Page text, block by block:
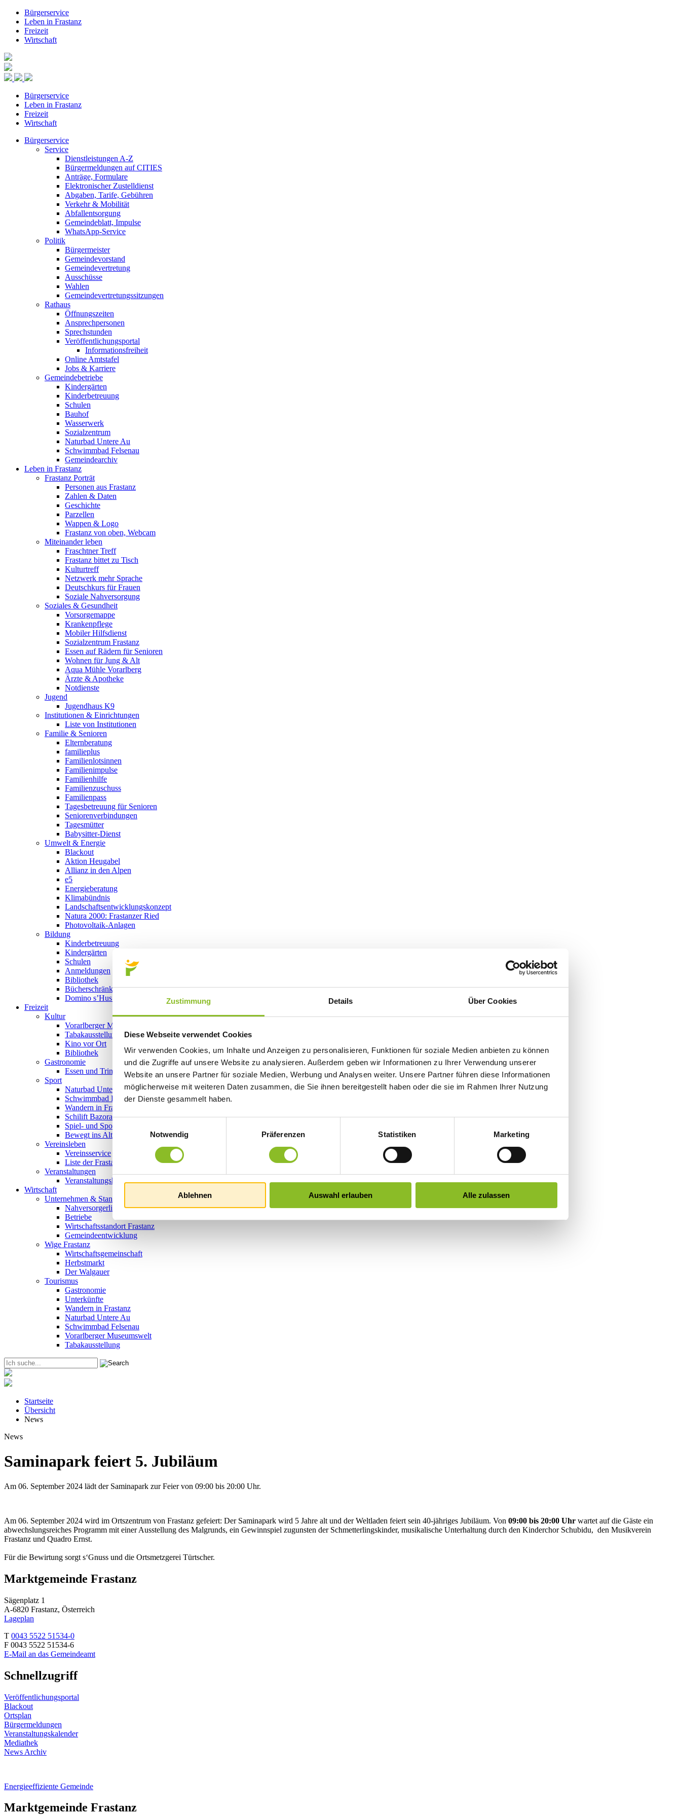
Zustimmung Details Über Cookies
Diese Webseite verwendet Cookies
Wir verwenden Cookies, um Inhalte und Anzeigen zu personalisieren, Funktionen für soziale Medien anbieten zu können
und die Zugriffe auf unsere Website zu analysieren. Außerdem geben wir Informationen zu Ihrer Verwendung unserer
Website an unsere Partner für soziale Medien, Werbung und Analysen weiter. Unsere Partner führen diese Informationen
möglicherweise mit weiteren Daten zusammen, die Sie ihnen bereitgestellt haben oder die sie im Rahmen Ihrer Nutzung
der Dienste gesammelt haben.
Einwilligungsauswahl
Notwendig
Präferenzen Statistiken Marketing
Ablehnen Auswahl erlauben Alle zulassen
Bürgerservice
Leben in Frastanz
Freizeit
Wirtschaft
Bürgerservice
Leben in Frastanz
Freizeit
Wirtschaft
Bürgerservice
Service
Dienstleistungen A-Z
Bürgermeldungen auf CITIES
Anträge, Formulare
Elektronischer Zustelldienst
Abgaben, Tarife, Gebühren
Verkehr & Mobilität
Abfallentsorgung
Gemeindeblatt, Impulse
WhatsApp-Service
Politik
Bürgermeister
Gemeindevorstand
Gemeindevertretung
Ausschüsse
Wahlen
Gemeindevertretungssitzungen
Rathaus
Öffnungszeiten
Ansprechpersonen
Sprechstunden
Veröffentlichungsportal
Informationsfreiheit
Online Amtstafel
Jobs & Karriere
Gemeindebetriebe
Kindergärten
Kinderbetreuung
Schulen
Bauhof
Wasserwerk
Sozialzentrum
Naturbad Untere Au
Schwimmbad Felsenau
Gemeindearchiv
Leben in Frastanz
Frastanz Porträt
Personen aus Frastanz
Zahlen & Daten
Geschichte
Parzellen
Wappen & Logo
Frastanz von oben, Webcam
Miteinander leben
Fraschtner Treff
Frastanz bittet zu Tisch
Kulturtreff
Netzwerk mehr Sprache
Deutschkurs für Frauen
Soziale Nahversorgung
Soziales & Gesundheit
Vorsorgemappe
Krankenpflege
Mobiler Hilfsdienst
Sozialzentrum Frastanz
Essen auf Rädern für Senioren
Wohnen für Jung & Alt
Aqua Mühle Vorarlberg
Ärzte & Apotheke
Notdienste
Jugend
Jugendhaus K9
Institutionen & Einrichtungen
Liste von Institutionen
Familie & Senioren
Elternberatung
familieplus
Familienlotsinnen
Familienimpulse
Familienhilfe
Familienzuschuss
Familienpass
Tagesbetreuung für Senioren
Seniorenverbindungen
Tagesmütter
Babysitter-Dienst
Umwelt & Energie
Blackout
Aktion Heugabel
Allianz in den Alpen
e5
Energieberatung
Klimabündnis
Landschaftsentwicklungskonzept
Natura 2000: Frastanzer Ried
Photovoltaik-Anlagen
Bildung
Kinderbetreuung
Kindergärten
Schulen
Anmeldungen
Bibliothek
Bücherschränke
Domino s’Hus am Kirchplatz
Freizeit
Kultur
Vorarlberger Museumswelt
Tabakausstellung
Kino vor Ort
Bibliothek
Gastronomie
Essen und Trinken in Frastanz
Sport
Naturbad Untere Au
Schwimmbad Felsenau
Wandern in Frastanz
Schilift Bazora
Spiel- und Sportstätten
Bewegt ins Alter
Vereinsleben
Vereinsservice
Liste der Frastanzer Vereine
Veranstaltungen
Veranstaltungskalender
Wirtschaft
Unternehmen & Standort
Nahversorgerliste
Betriebe
Wirtschaftsstandort Frastanz
Gemeindeentwicklung
Wige Frastanz
Wirtschaftsgemeinschaft
Herbstmarkt
Der Walgauer
Tourismus
Gastronomie
Unterkünfte
Wandern in Frastanz
Naturbad Untere Au
Schwimmbad Felsenau
Vorarlberger Museumswelt
Tabakausstellung
Startseite
Übersicht
News
News
Saminapark feiert 5. Jubiläum
Am 06. September 2024 lädt der Saminapark zur Feier von 09:00 bis 20:00 Uhr.
Am 06. September 2024 wird im Ortszentrum von Frastanz gefeiert: Der Saminapark wird 5 Jahre alt und der Weltladen feiert sein 40-jähriges Jubiläum. Von 09:00 bis 20:00 Uhr wartet auf die Gäste ein
abwechslungsreiches Programm mit einer Ausstellung des Malgrunds, ein Gewinnspiel zugunsten der Schmetterlingskinder, musikalische Unterhaltung durch den Kinderchor Schubidu, den Musikverein
Frastanz und Quadro Ernst.
Für die Bewirtung sorgt s‘Gnuss und die Ortsmetzgerei Türtscher.
Marktgemeinde Frastanz
Sägenplatz 1
A-6820 Frastanz, Österreich
Lageplan
T 0043 5522 51534-0
F 0043 5522 51534-6
E-Mail an das Gemeindeamt
Schnellzugriff
Veröffentlichungsportal
Blackout
Ortsplan
Bürgermeldungen
Veranstaltungskalender
Mediathek
News Archiv
Energieeffiziente Gemeinde
Marktgemeinde Frastanz